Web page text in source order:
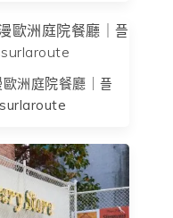
洲庭院餐廳｜플